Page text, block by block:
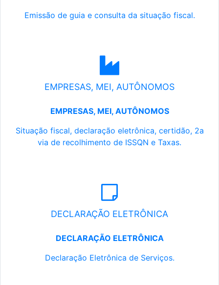
Emissão de guia e consulta da situação fiscal.
EMPRESAS, MEI, AUTÔNOMOS
EMPRESAS, MEI, AUTÔNOMOS
Situação fiscal, declaração eletrônica, certidão, 2a
via de recolhimento de ISSQN e Taxas.
DECLARAÇÃO ELETRÔNICA
DECLARAÇÃO ELETRÔNICA
Declaração Eletrônica de Serviços.